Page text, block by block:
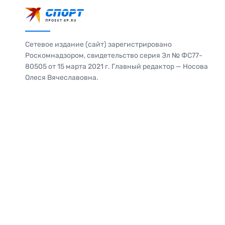
Сетевое издание (сайт) зарегистрировано
Роскомнадзором, свидетельство серия Эл № ФС77-
80505 от 15 марта 2021 г. Главный редактор — Носова
Олеся Вячеславовна.